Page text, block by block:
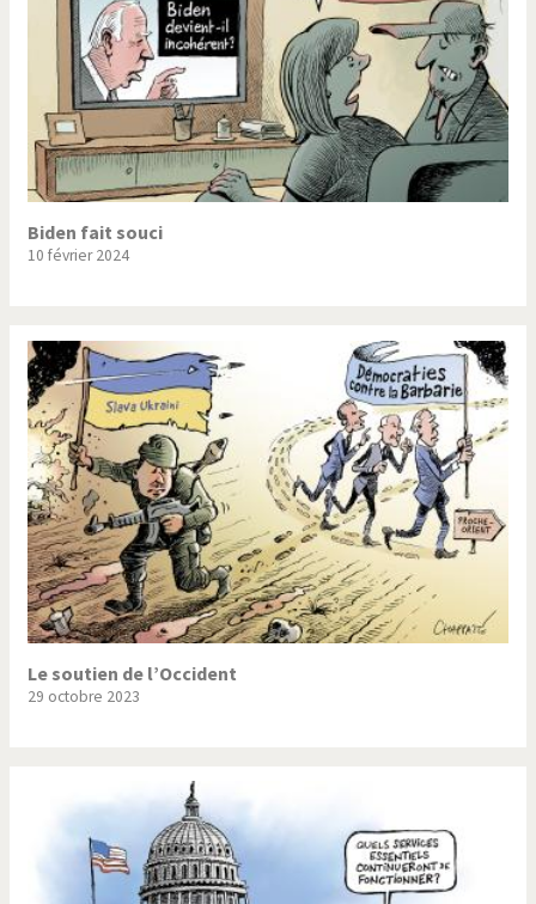
Biden fait souci
10 février 2024
Le soutien de l’Occident
29 octobre 2023